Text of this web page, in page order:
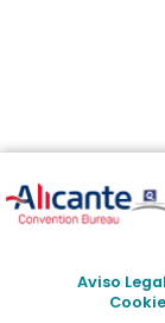
Aviso Legal